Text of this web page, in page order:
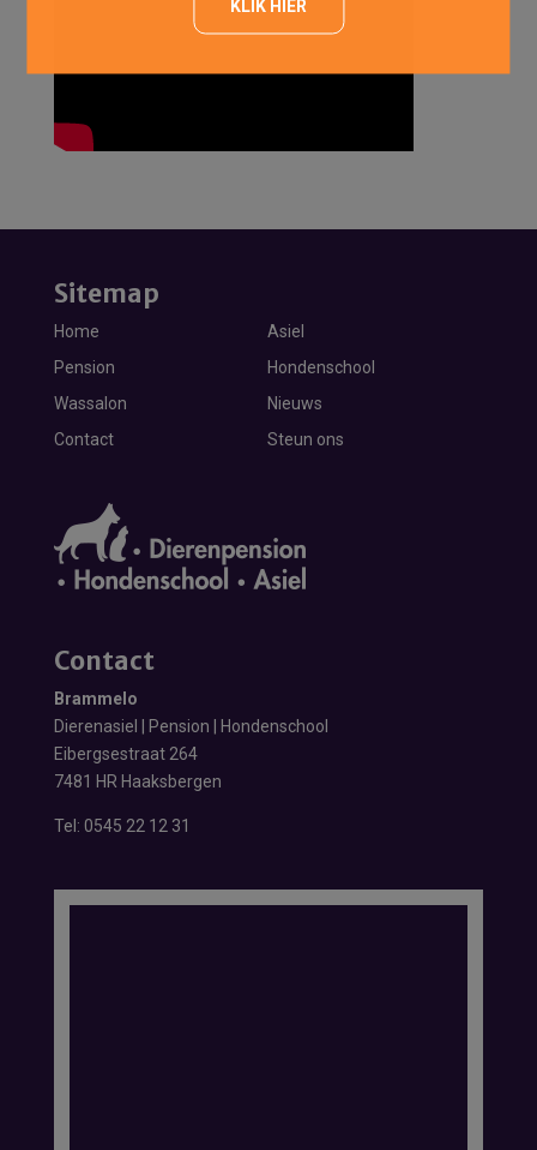
KLIK HIER
Sitemap
Home
Asiel
Pension
Hondenschool
Wassalon
Nieuws
Contact
Steun ons
Contact
Brammelo
Dierenasiel | Pension | Hondenschool
Eibergsestraat 264
7481 HR Haaksbergen
Tel: 0545 22 12 31